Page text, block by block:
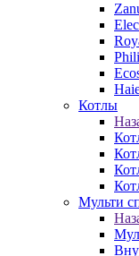
Котлы
Мульти